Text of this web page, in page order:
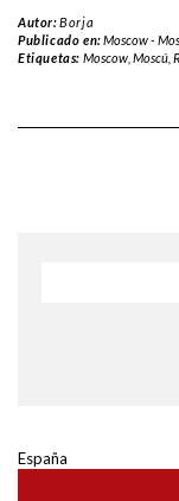
Autor:Borja
Publicado en:Moscow -
Etiquetas: Moscow, Moscú,
España